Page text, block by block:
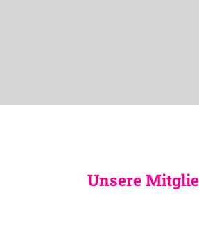
Unsere